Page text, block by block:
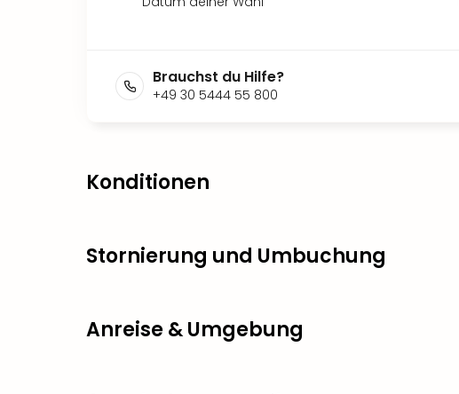
Brauchst du Hilfe?
+49 30 5444 55 800
Konditionen
Stornierung und Umbuchung
Anreise & Umgebung